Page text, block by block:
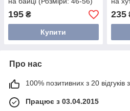
195 ₴
Купити
235
Про нас
100% позитивних з 20 відгуків
Працює з 03.04.2015